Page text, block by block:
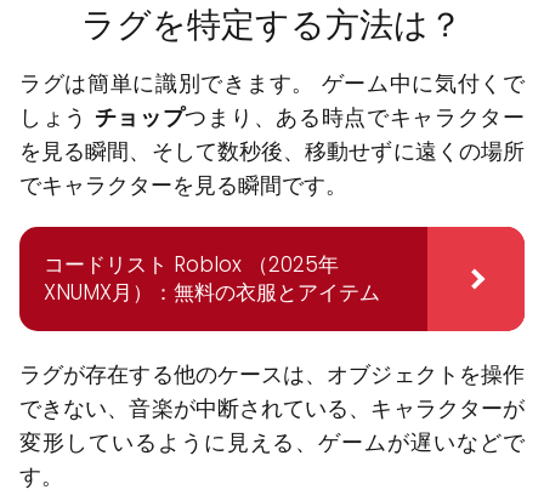
ラグを特定する方法は？
ラグは簡単に識別できます。 ゲーム中に気付くで
しょう チョップつまり、ある時点でキャラクター
を見る瞬間、そして数秒後、移動せずに遠くの場所
でキャラクターを見る瞬間です。
コードリスト Roblox （2025年
XNUMX月）：無料の衣服とアイテム
ラグが存在する他のケースは、オブジェクトを操作
できない、音楽が中断されている、キャラクターが
変形しているように見える、ゲームが遅いなどで
す。